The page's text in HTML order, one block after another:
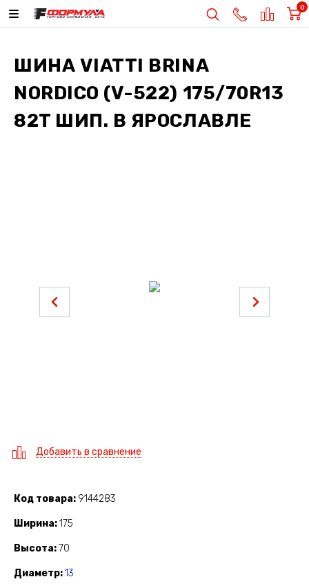
0
ШИНА VIATTI BRINA
NORDICO (V-522) 175/70R13
82T ШИП. В ЯРОСЛАВЛЕ
Добавить в сравнение
Код товара 9144283
Ширина 175
Высота 70
Диаметр 13